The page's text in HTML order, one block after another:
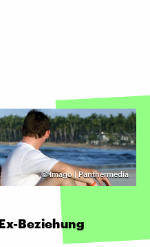
©Imago | Panthermedia
Beziehung